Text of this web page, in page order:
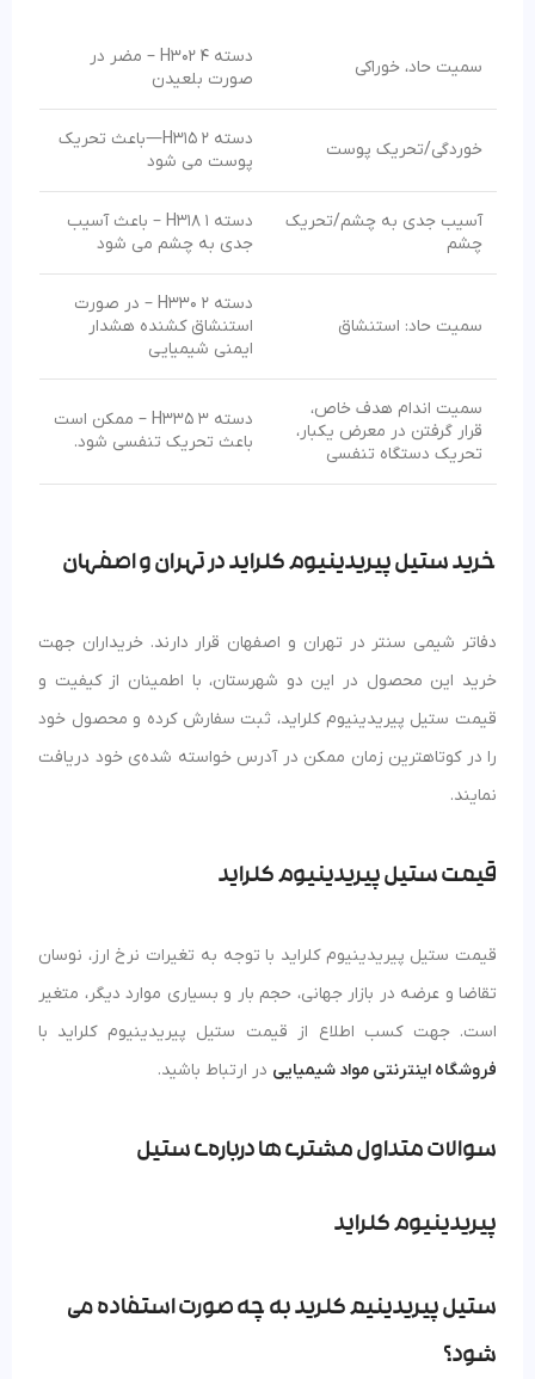
سمیت حاد، خوراکی
دسته 4 H302 – مضر در
صورت بلعیدن
خوردگی/تحریک پوست
دسته 2 H315—باعث تحریک
پوست می شود
آسیب جدی به چشم/تحریک
چشم
دسته 1 H318 – باعث آسیب
جدی به چشم می شود
سمیت حاد: استنشاق
دسته 2 H330 – در صورت
استنشاق کشنده هشدار
ایمنی شیمیایی
سمیت اندام هدف خاص،
قرار گرفتن در معرض یکبار،
تحریک دستگاه تنفسی
دسته 3 H335 – ممکن است
باعث تحریک تنفسی شود.
خرید ستیل پیریدینیوم کلراید در تهران و اصفهان
دفاتر شیمی سنتر در تهران و اصفهان قرار دارند. خریداران جهت
خرید این محصول در این دو شهرستان، با اطمینان از کیفیت و
قیمت ستیل پیریدینیوم کلراید، ثبت سفارش کرده و محصول خود
را در کوتاهترین زمان ممکن در آدرس خواسته شده‌ی خود دریافت
نمایند.
قیمت ستیل پیریدینیوم کلراید
قیمت ستیل پیریدینیوم کلراید با توجه به تغیرات نرخ ارز، نوسان
تقاضا و عرضه در بازار جهانی، حجم بار و بسیاری موارد دیگر، متغیر
است. جهت کسب اطلاع از قیمت ستیل پیریدینیوم کلراید با
فروشگاه اینترنتی مواد شیمیایی در ارتباط باشید.
سوالات متداول مشتری ها درباره‌ی ستیل
پیریدینیوم کلراید
ستیل پیریدینیم کلرید به چه صورت استفاده می
شود؟